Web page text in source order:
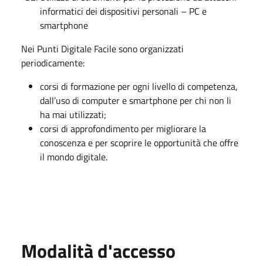
informatici dei dispositivi personali – PC e
smartphone
Nei Punti Digitale Facile sono organizzati
periodicamente:
corsi di formazione per ogni livello di competenza,
dall’uso di computer e smartphone per chi non li
ha mai utilizzati;
corsi di approfondimento per migliorare la
conoscenza e per scoprire le opportunità che offre
il mondo digitale.
Modalità d'accesso